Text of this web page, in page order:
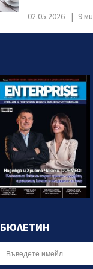
02.05.2026 9
БЮЛЕТИН